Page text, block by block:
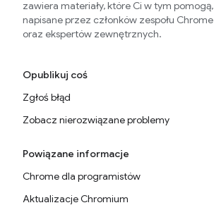
zawiera materiały, które Ci w tym pomogą,
napisane przez członków zespołu Chrome
oraz ekspertów zewnętrznych.
Opublikuj coś
Zgłoś błąd
Zobacz nierozwiązane problemy
Powiązane informacje
Chrome dla programistów
Aktualizacje Chromium